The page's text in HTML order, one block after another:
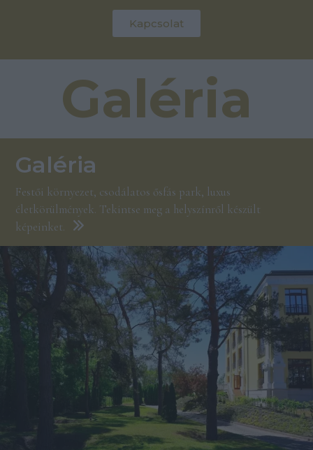
Kapcsolat
Galéria
Galéria
Festői környezet, csodálatos ősfás park, luxus
életkörülmények. Tekintse meg a helyszínről készült
képeinket.